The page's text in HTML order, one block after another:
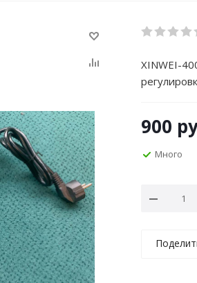
XINWEI-
900
Много